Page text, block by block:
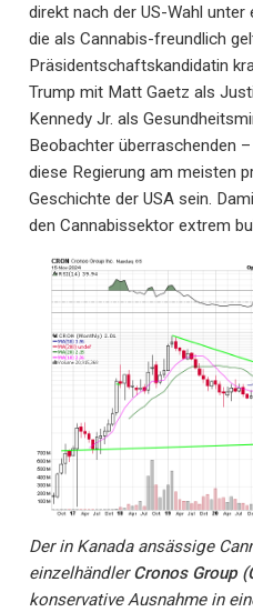
direkt nach der US-Wahl
die als Cannabis-freundlich
Präsidentschaftskandidatin
Trump mit Matt Gaetz als
Kennedy Jr. als
Beobachter überraschenden
diese Regierung am meisten
Geschichte der USA sein.
den Cannabissektor extrem
Der in Kanada ansässige
einzelhändlerCronos Group
konservative Ausnahme in